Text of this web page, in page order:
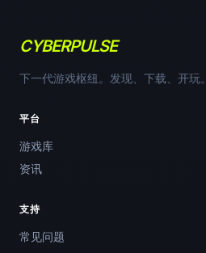
CYBERPULSE
下一代游戏枢纽。发现、下载、开玩。
平台
游戏库
资讯
支持
常见问题